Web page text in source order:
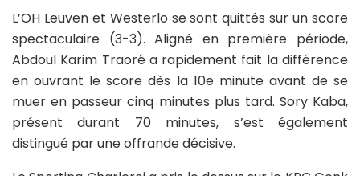
L’OH Leuven et Westerlo se sont quittés sur un score
spectaculaire (3-3). Aligné en première période,
Abdoul Karim Traoré a rapidement fait la différence
en ouvrant le score dès la 10e minute avant de se
muer en passeur cinq minutes plus tard. Sory Kaba,
présent durant 70 minutes, s’est également
distingué par une offrande décisive.